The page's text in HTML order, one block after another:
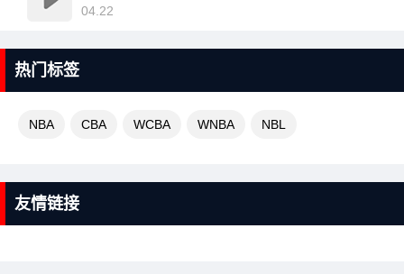
04.22
热门标签
NBA CBA WCBA WNBA NBL
友情链接